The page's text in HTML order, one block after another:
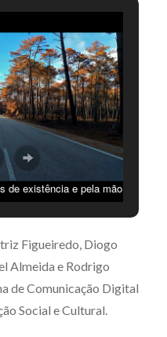
de existência e pela mão
Figueiredo, Diogo
Almeida e Rodrigo
de Comunicação Digital
Social e Cultural.